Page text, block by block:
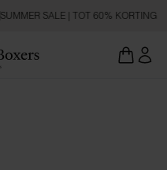
SUMMER SALE | TOT 60% KORTING